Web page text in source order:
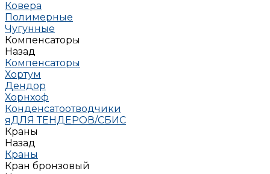
Ковера
Полимерные
Чугунные
Компенсаторы
Назад
Компенсаторы
Хортум
Дендор
Хорнхоф
Конденсатоотводчики
яДЛЯ ТЕНДЕРОВ/СБИС
Краны
Назад
Краны
Кран бронзовый